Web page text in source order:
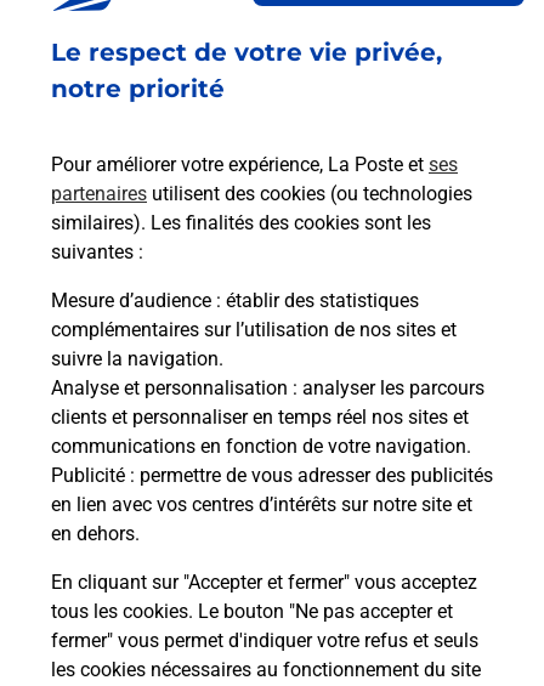
Le respect de votre vie privée,
notre priorité
Pour améliorer votre expérience, La Poste et ses
partenaires utilisent des cookies (ou technologies
similaires). Les finalités des cookies sont les
suivantes :
Mesure d’audience : établir des statistiques
complémentaires sur l’utilisation de nos sites et
suivre la navigation.
Analyse et personnalisation : analyser les parcours
clients et personnaliser en temps réel nos sites et
communications en fonction de votre navigation.
Publicité : permettre de vous adresser des publicités
en lien avec vos centres d’intérêts sur notre site et
en dehors.
En cliquant sur "Accepter et fermer" vous acceptez
tous les cookies. Le bouton "Ne pas accepter et
fermer" vous permet d'indiquer votre refus et seuls
les cookies nécessaires au fonctionnement du site
Malin !
La Poste
Ouvert 24h/24
En savoir plus
Recherchez un autre point de contact
Questions fréquemment posées
Est-ce que je peux garder mon
numéro de mobile gratuitement ?